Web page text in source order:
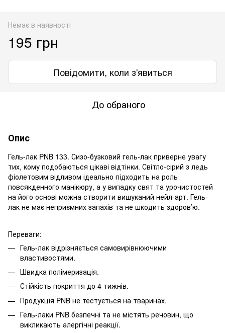
Немає в наявності
195 грн
Повідомити, коли з'явиться
До обраного
Опис
Гель-лак PNB 133. Сизо-бузковий гель-лак приверне увагу
тих, кому подобаються цікаві відтінки. Світло-сірий з ледь
фіолетовим відливом ідеально підходить на роль
повсякденного манікюру, а у випадку свят та урочистостей
на його основі можна створити вишуканий нейл-арт. Гель-
лак не має неприємних запахів та не шкодить здоров’ю.
Переваги:
Гель-лак відрізняється самовирівнюючими
властивостями.
Швидка полімеризація.
Стійкість покриття до 4 тижнів.
Продукція PNB не тестується на тваринах.
Гель-лаки PNB безпечні та не містять речовин, що
викликають алергічні реакції.